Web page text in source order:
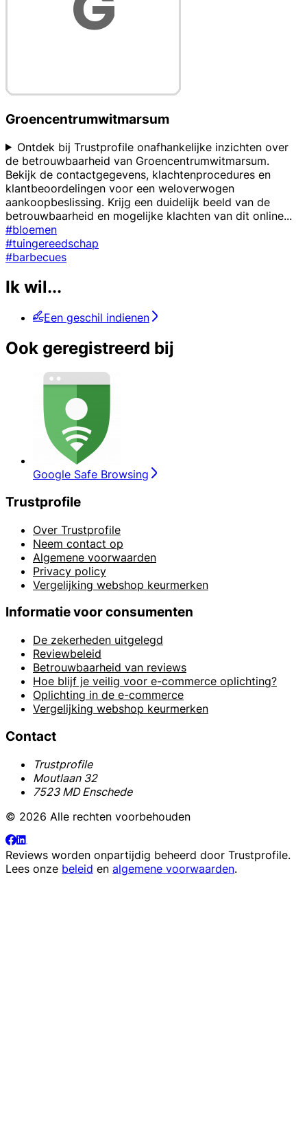
Groencentrumwitmarsum
Ontdek bij Trustprofile onafhankelijke inzichten over
de betrouwbaarheid van Groencentrumwitmarsum.
Bekijk de contactgegevens, klachtenprocedures en
klantbeoordelingen voor een weloverwogen
aankoopbeslissing. Krijg een duidelijk beeld van de
betrouwbaarheid en mogelijke klachten van dit online...
#bloemen
#tuingereedschap
#barbecues
Ik wil...
Een geschil indienen
Ook geregistreerd bij
Google Safe Browsing
Trustprofile
Over Trustprofile
Neem contact op
Algemene voorwaarden
Privacy policy
Vergelijking webshop keurmerken
Informatie voor consumenten
De zekerheden uitgelegd
Reviewbeleid
Betrouwbaarheid van reviews
Hoe blijf je veilig voor e-commerce oplichting?
Oplichting in de e-commerce
Vergelijking webshop keurmerken
Contact
Trustprofile
Moutlaan 32
7523 MD Enschede
© 2026 Alle rechten voorbehouden
Reviews worden onpartijdig beheerd door Trustprofile.
Lees onze beleid en algemene voorwaarden.